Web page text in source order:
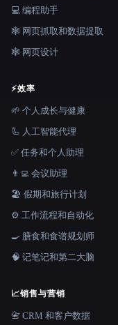
💻 编程助手
🕸️ 网页抓取和数据提取
🕸 网页设计
⚡效率
🌱 个人成长与健康
🦾 人工智能代理
✅ 任务和个人助理
👨‍💻 会议助理
🏖 假期和旅行计划
⚙️ 工作流程和自动化
🍳 膳食和食谱规划师
🧠 记笔记和第二大脑
📈销售与营销
📇 CRM 和客户数据